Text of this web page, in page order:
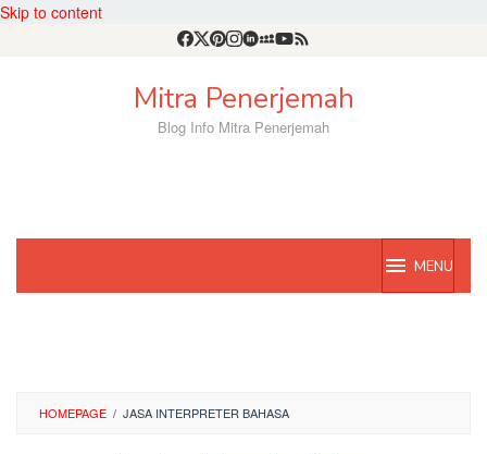
Skip to content
Mitra Penerjemah
Blog Info Mitra Penerjemah
MENU
HOMEPAGE / JASA INTERPRETER BAHASA